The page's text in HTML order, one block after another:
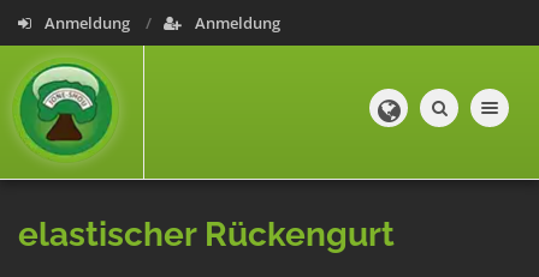
Anmeldung Anmeldung
Toggle
elastischer Rückengurt